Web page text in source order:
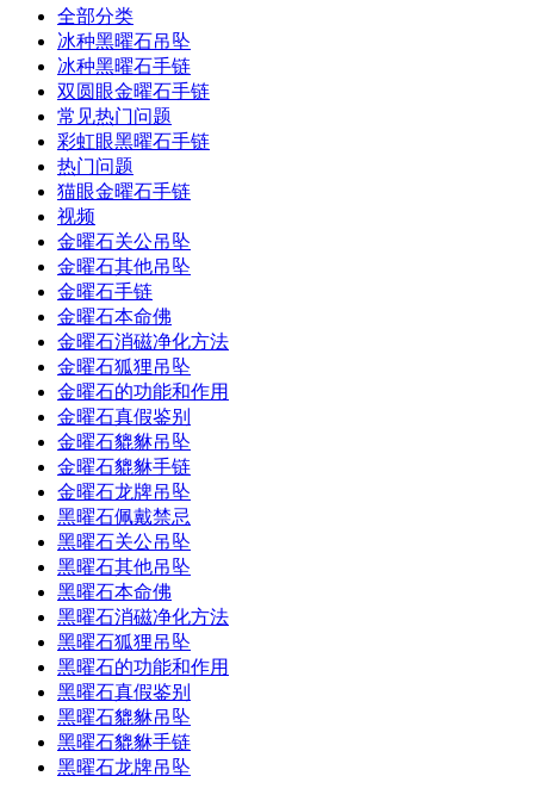
全部分类
冰种黑曜石吊坠
冰种黑曜石手链
双圆眼金曜石手链
常见热门问题
彩虹眼黑曜石手链
热门问题
猫眼金曜石手链
视频
金曜石关公吊坠
金曜石其他吊坠
金曜石手链
金曜石本命佛
金曜石消磁净化方法
金曜石狐狸吊坠
金曜石的功能和作用
金曜石真假鉴别
金曜石貔貅吊坠
金曜石貔貅手链
金曜石龙牌吊坠
黑曜石佩戴禁忌
黑曜石关公吊坠
黑曜石其他吊坠
黑曜石本命佛
黑曜石消磁净化方法
黑曜石狐狸吊坠
黑曜石的功能和作用
黑曜石真假鉴别
黑曜石貔貅吊坠
黑曜石貔貅手链
黑曜石龙牌吊坠